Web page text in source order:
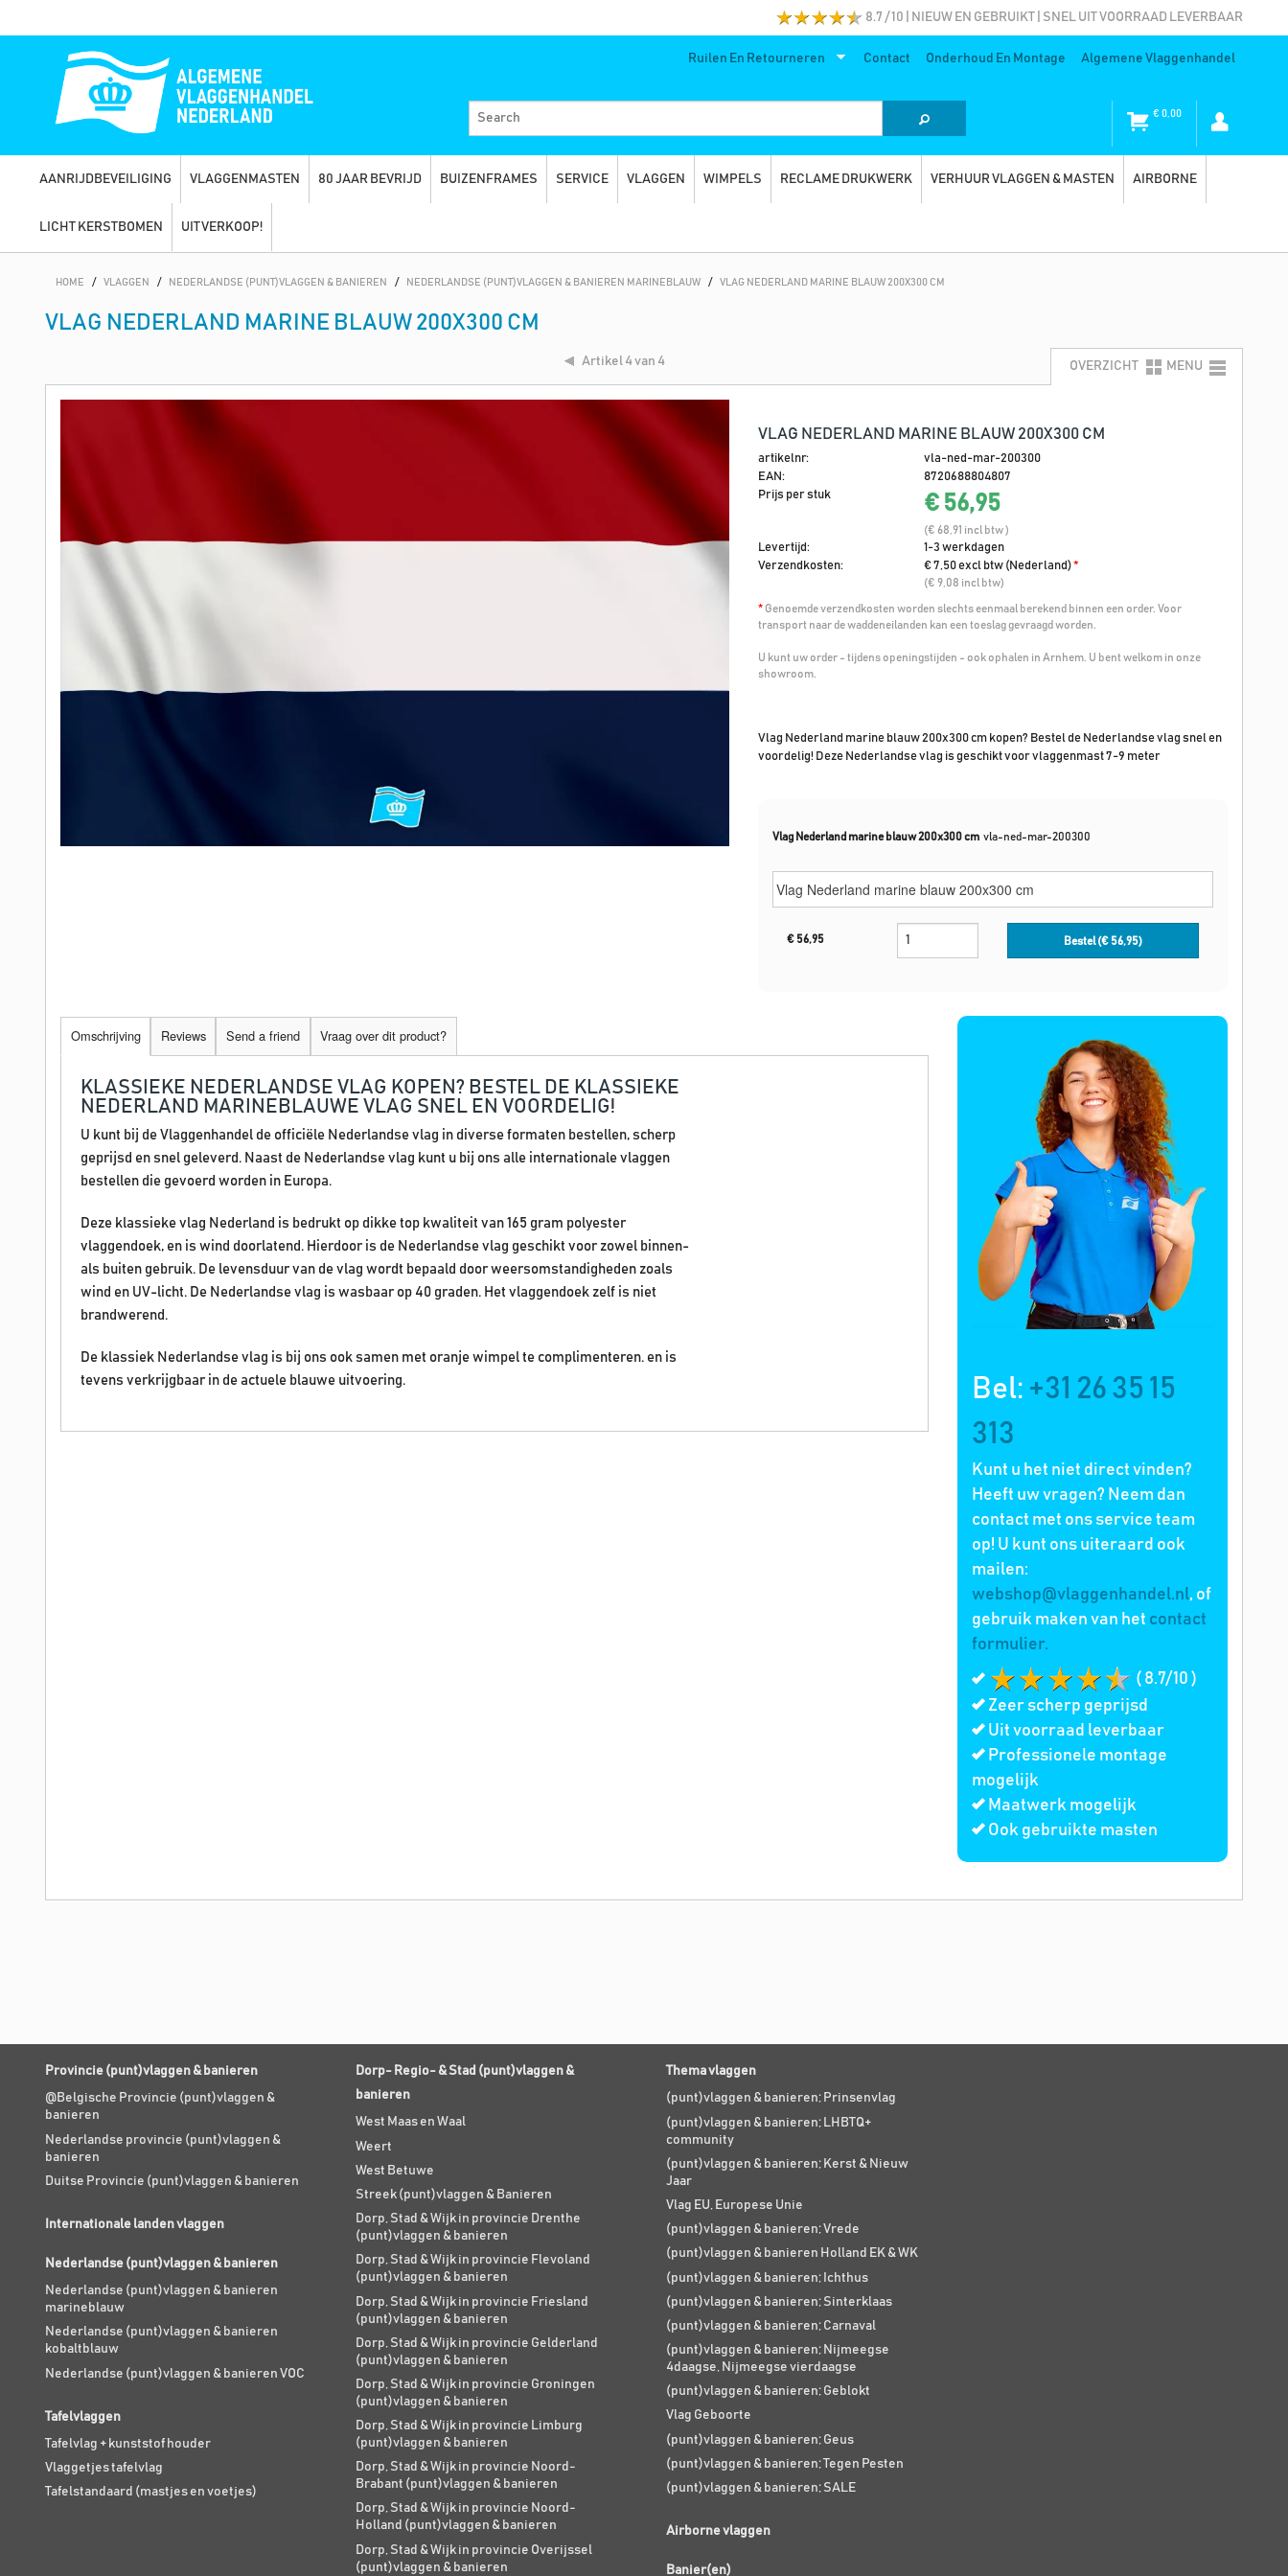
8.7 / 10 | NIEUW EN GEBRUIKT | SNEL UIT VOORRAAD LEVERBAAR
Ruilen En Retourneren Contact Onderhoud En Montage Algemene Vlaggenhandel
€0,00
AANRIJDBEVEILIGING VLAGGENMASTEN 80 JAAR BEVRIJD BUIZENFRAMES SERVICE VLAGGEN WIMPELS RECLAME DRUKWERK VERHUUR VLAGGEN & MASTEN AIRBORNE
LICHT KERSTBOMEN UITVERKOOP!
HOME / VLAGGEN / NEDERLANDSE (PUNT)VLAGGEN & BANIEREN / NEDERLANDSE (PUNT)VLAGGEN & BANIEREN MARINEBLAUW / VLAG NEDERLAND MARINE BLAUW 200X300 CM
VLAG NEDERLAND MARINE BLAUW 200X300 CM
Artikel 4 van 4 OVERZICHT MENU
VLAG NEDERLAND MARINE BLAUW 200X300 CM
artikelnr:
vla-ned-mar-200300
EAN:
8720688804807
Prijs per stuk
€ 56,95
(€ 68,91 incl btw )
Levertijd:
1-3 werkdagen
Verzendkosten:
€ 7,50 excl btw (Nederland)*
(€ 9,08 incl btw)
* Genoemde verzendkosten worden slechts eenmaal berekend binnen een order. Voor
transport naar de waddeneilanden kan een toeslag gevraagd worden.
U kunt uw order - tijdens openingstijden - ook ophalen in Arnhem. U bent welkom in onze
showroom.
Vlag Nederland marine blauw 200x300 cm kopen? Bestel de Nederlandse vlag snel en
voordelig! Deze Nederlandse vlag is geschikt voor vlaggenmast 7-9 meter
Vlag Nederland marine blauw 200x300 cm vla-ned-mar-200300
€ 56,95 Bestel (€ 56,95)
Bel: +31 26 35 15
313
Kunt u het niet direct vinden?
Heeft uw vragen? Neem dan
contact met ons service team
op! U kunt ons uiteraard ook
mailen:
webshop@vlaggenhandel.nl, of
gebruik maken van het contact
formulier.
( 8.7/10 )
Zeer scherp geprijsd
Uit voorraad leverbaar
Professionele montage
mogelijk
Maatwerk mogelijk
Ook gebruikte masten
Omschrijving Reviews Send a friend Vraag over dit product?
KLASSIEKE NEDERLANDSE VLAG KOPEN? BESTEL DE KLASSIEKE
NEDERLAND MARINEBLAUWE VLAG SNEL EN VOORDELIG!
U kunt bij de Vlaggenhandel de officiële Nederlandse vlag in diverse formaten bestellen, scherp
geprijsd en snel geleverd. Naast de Nederlandse vlag kunt u bij ons alle internationale vlaggen
bestellen die gevoerd worden in Europa.
Deze klassieke vlag Nederland is bedrukt op dikke top kwaliteit van 165 gram polyester
vlaggendoek, en is wind doorlatend. Hierdoor is de Nederlandse vlag geschikt voor zowel binnen-
als buiten gebruik. De levensduur van de vlag wordt bepaald door weersomstandigheden zoals
wind en UV-licht. De Nederlandse vlag is wasbaar op 40 graden. Het vlaggendoek zelf is niet
brandwerend.
De klassiek Nederlandse vlag is bij ons ook samen met oranje wimpel te complimenteren. en is
tevens verkrijgbaar in de actuele blauwe uitvoering.
Provincie (punt)vlaggen & banieren
@Belgische Provincie (punt)vlaggen &
banieren
Nederlandse provincie (punt)vlaggen &
banieren
Duitse Provincie (punt)vlaggen & banieren
Internationale landen vlaggen
Nederlandse (punt)vlaggen & banieren
Nederlandse (punt)vlaggen & banieren
marineblauw
Nederlandse (punt)vlaggen & banieren
kobaltblauw
Nederlandse (punt)vlaggen & banieren VOC
Tafelvlaggen
Tafelvlag + kunststof houder
Vlaggetjes tafelvlag
Tafelstandaard (mastjes en voetjes)
Dorp- Regio- & Stad (punt)vlaggen &
banieren
West Maas en Waal
Weert
West Betuwe
Streek (punt)vlaggen & Banieren
Dorp, Stad & Wijk in provincie Drenthe
(punt)vlaggen & banieren
Dorp, Stad & Wijk in provincie Flevoland
(punt)vlaggen & banieren
Dorp, Stad & Wijk in provincie Friesland
(punt)vlaggen & banieren
Dorp, Stad & Wijk in provincie Gelderland
(punt)vlaggen & banieren
Dorp, Stad & Wijk in provincie Groningen
(punt)vlaggen & banieren
Dorp, Stad & Wijk in provincie Limburg
(punt)vlaggen & banieren
Dorp, Stad & Wijk in provincie Noord-
Brabant (punt)vlaggen & banieren
Dorp, Stad & Wijk in provincie Noord-
Holland (punt)vlaggen & banieren
Dorp, Stad & Wijk in provincie Overijssel
(punt)vlaggen & banieren
Thema vlaggen
(punt)vlaggen & banieren; Prinsenvlag
(punt)vlaggen & banieren; LHBTQ+
community
(punt)vlaggen & banieren; Kerst & Nieuw
Jaar
Vlag EU, Europese Unie
(punt)vlaggen & banieren; Vrede
(punt)vlaggen & banieren Holland EK & WK
(punt)vlaggen & banieren; Ichthus
(punt)vlaggen & banieren; Sinterklaas
(punt)vlaggen & banieren; Carnaval
(punt)vlaggen & banieren; Nijmeegse
4daagse, Nijmeegse vierdaagse
(punt)vlaggen & banieren; Geblokt
Vlag Geboorte
(punt)vlaggen & banieren; Geus
(punt)vlaggen & banieren; Tegen Pesten
(punt)vlaggen & banieren; SALE
Airborne vlaggen
Banier(en)